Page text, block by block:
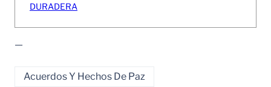
DURADERA
—
Acuerdos Y Hechos De Paz